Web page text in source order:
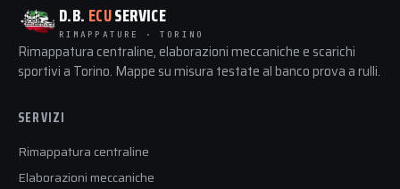
D.B. ECUSERVICE
RIMAPPATURE · TORINO
Rimappatura centraline, elaborazioni meccaniche e scarichi
sportivi a Torino. Mappe su misura testate al banco prova a rulli.
SERVIZI
Rimappatura centraline
Elaborazioni meccaniche